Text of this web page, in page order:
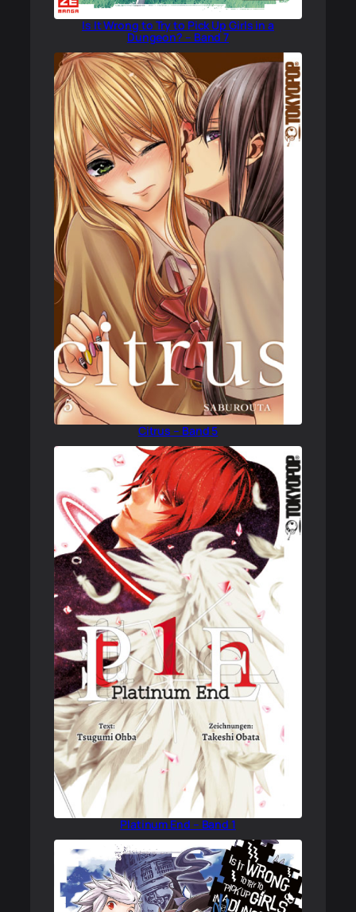
Is It Wrong to Try to Pick Up Girls in a
Dungeon? – Band 7
Citrus – Band 5
Platinum End – Band 1